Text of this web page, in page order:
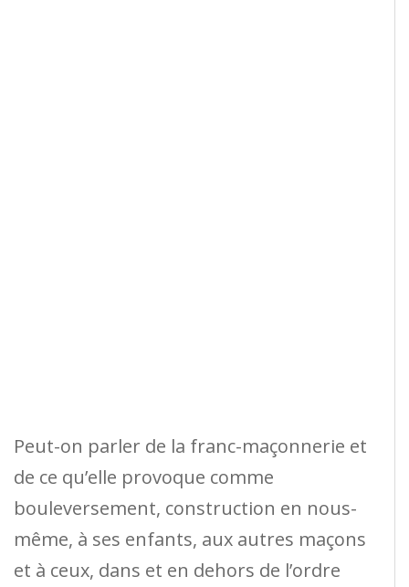
Peut-on parler de la franc-maçonnerie et
de ce qu’elle provoque comme
bouleversement, construction en nous-
même, à ses enfants, aux autres maçons
et à ceux, dans et en dehors de l’ordre